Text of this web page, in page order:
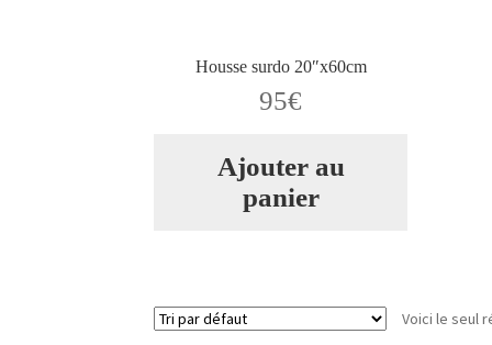
Housse surdo 20″x60cm
95€
Ajouter au
panier
Voici le seul